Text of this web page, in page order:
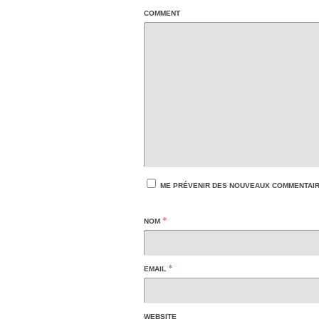
COMMENT
ME PRÉVENIR DES NOUVEAUX
NOM *
EMAIL *
WEBSITE